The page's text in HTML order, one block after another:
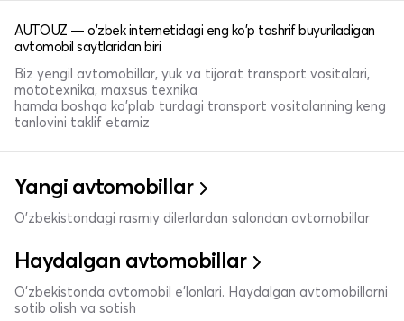
AUTO.UZ — o'zbek internetidagi eng ko'p tashrif buyuriladigan
avtomobil saytlaridan biri
Biz yengil avtomobillar, yuk va tijorat transport vositalari,
mototexnika, maxsus texnika
hamda boshqa ko'plab turdagi transport vositalarining keng
tanlovini taklif etamiz
Yangi avtomobillar
O'zbekistondagi rasmiy dilerlardan salondan avtomobillar
Haydalgan avtomobillar
O'zbekistonda avtomobil e’lonlari. Haydalgan avtomobillarni
sotib olish va sotish